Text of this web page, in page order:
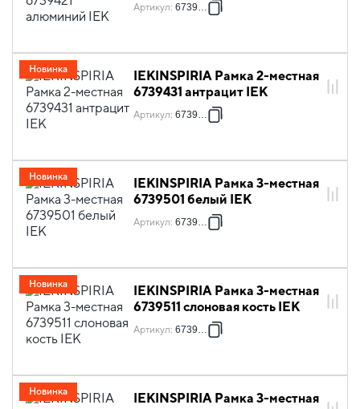
Артикул: 6739421
IEKINSPIRIA Рамка 2-местная
6739431 антрацит IEK
Артикул: 6739431
Новинка
IEKINSPIRIA Рамка 3-местная
6739501 белый IEK
Артикул: 6739501
Новинка
IEKINSPIRIA Рамка 3-местная
6739511 слоновая кость IEK
Артикул: 6739511
Новинка
IEKINSPIRIA Рамка 3-местная
Новинка